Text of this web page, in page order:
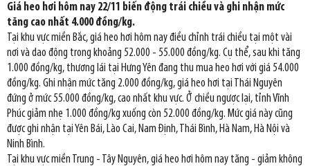
Giá heo hơi hôm nay 22/11 biến động trái chiều và ghi nhận mức
tăng cao nhất 4.000 đồng/kg.
Tại khu vực miền Bắc, giá heo hơi hôm nay điều chỉnh trái chiều tại một vài
nơi và dao động trong khoảng 52.000 - 55.000 đồng/kg. Cụ thể, sau khi tăng
1.000 đồng/kg, thương lái tại Hưng Yên đang thu mua heo hơi với giá 54.000
đồng/kg. Ghi nhận mức tăng 2.000 đồng/kg, giá heo hơi tại Thái Nguyên
đứng ở mức 55.000 đồng/kg, cao nhất khu vực. Ở chiều ngược lại, tỉnh Vĩnh
Phúc giảm nhẹ 1.000 đồng/kg xuống còn 52.000 đồng/kg. Mức giá này cũng
được ghi nhận tại Yên Bái, Lào Cai, Nam Định, Thái Bình, Hà Nam, Hà Nội và
Ninh Bình.
Tại khu vực miền Trung - Tây Nguyên, giá heo hơi hôm nay tăng - giảm không